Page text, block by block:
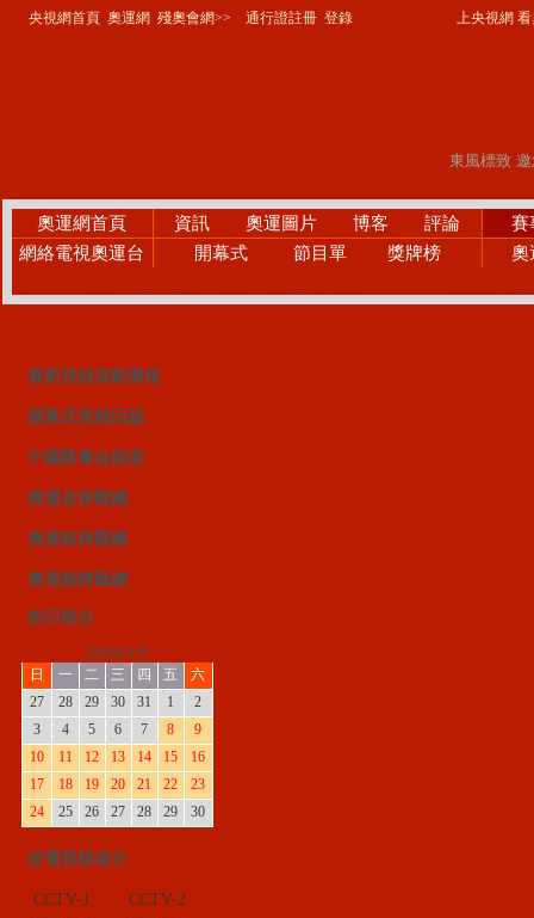
央視網首頁 奧運網 殘奧會網>> 通行證註冊 登錄 上央視網 看奧
奧運網首頁 資訊 奧運圖片 博客 評論
賽
網絡電視奧運台
開幕式 節目單 獎牌榜 奧
最新視頻滾動播報
開幕式視頻回顧
中國隊奪金頻道
奧運金牌匯總
奧運銀牌匯總
奧運銅牌匯總
按日期分
2008年8月
日
一 二 三 四 五
六
27
28 29 30 31 1
2
3
4 5 6 7 8
9
10
11 12 13 14 15
16
17
18 19 20 21 22
23
24
25 26 27 28 29 30
按電視頻道分
CCTV-1
CCTV-2